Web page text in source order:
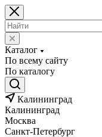
Каталог
По всему сайту
По каталогу
Калининград
Калининград
Москва
Санкт-Петербург